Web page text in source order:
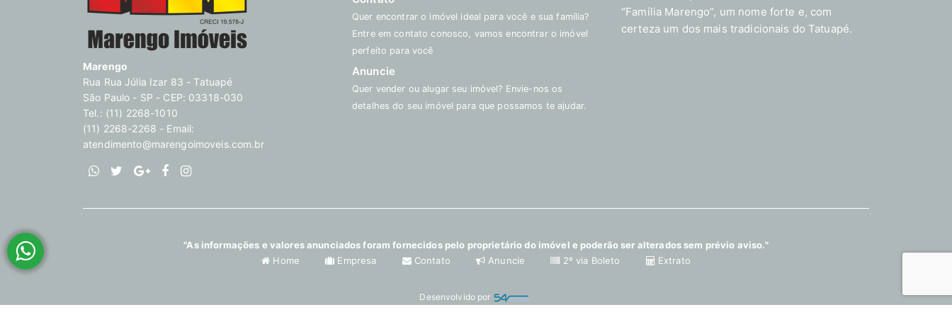
Marengo
Rua Rua Júlia Izar 83 - Tatuapé
São Paulo - SP - CEP: 03318-030
Tel.: (11) 2268-1010
(11) 2268-2268 - Email:
atendimento@marengoimoveis.com.br
Quer encontrar o imóvel ideal para você e sua família?
Entre em contato conosco, vamos encontrar o imóvel
perfeito para você
Anuncie
Quer vender ou alugar seu imóvel? Envie-nos os
detalhes do seu imóvel para que possamos te ajudar.
“Família Marengo”, um nome forte e, com
certeza um dos mais tradicionais do Tatuapé.
"As informações e valores anunciados foram fornecidos pelo proprietário do imóvel e poderão ser alterados sem prévio aviso."
Home
Empresa Contato Anuncie 2º via Boleto Extrato
Desenvolvido por